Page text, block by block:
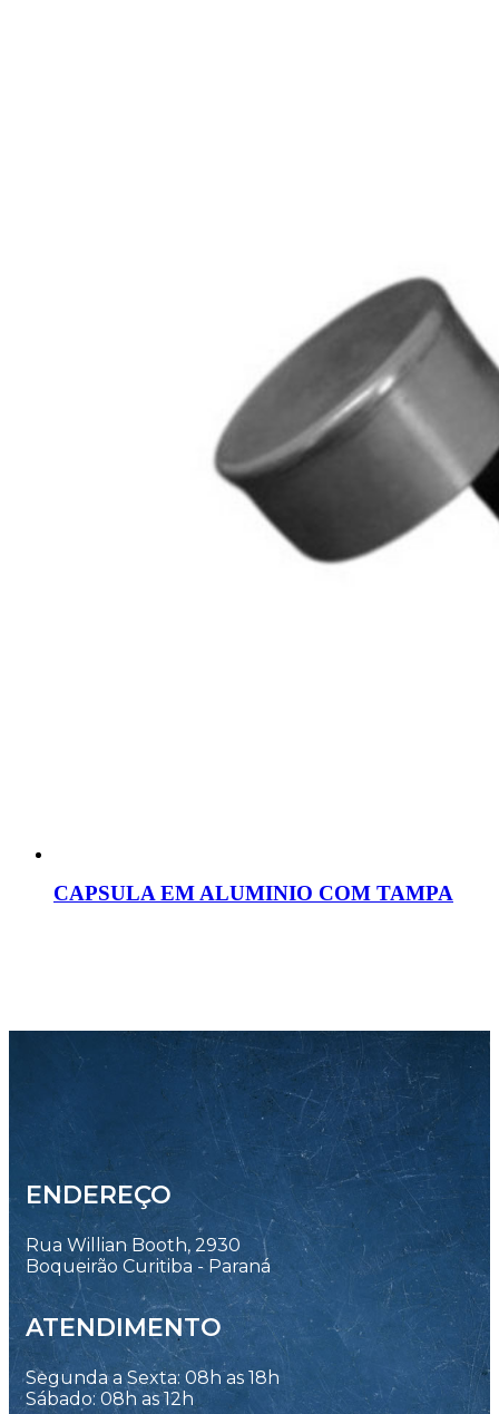
CAPSULA EM ALUMINIO COM TAMPA
ENDEREÇO
Rua Willian Booth, 2930
Boqueirão Curitiba - Paraná
ATENDIMENTO
Segunda a Sexta: 08h as 18h
Sábado: 08h as 12h